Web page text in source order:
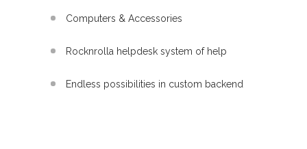
Computers & Accessories
Rocknrolla helpdesk system of help
Endless possibilities in custom backend